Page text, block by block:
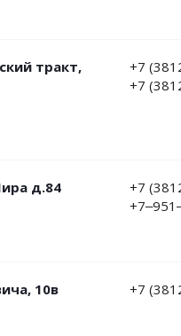
тракт,
+7
+7
д.84
+7
10в +7